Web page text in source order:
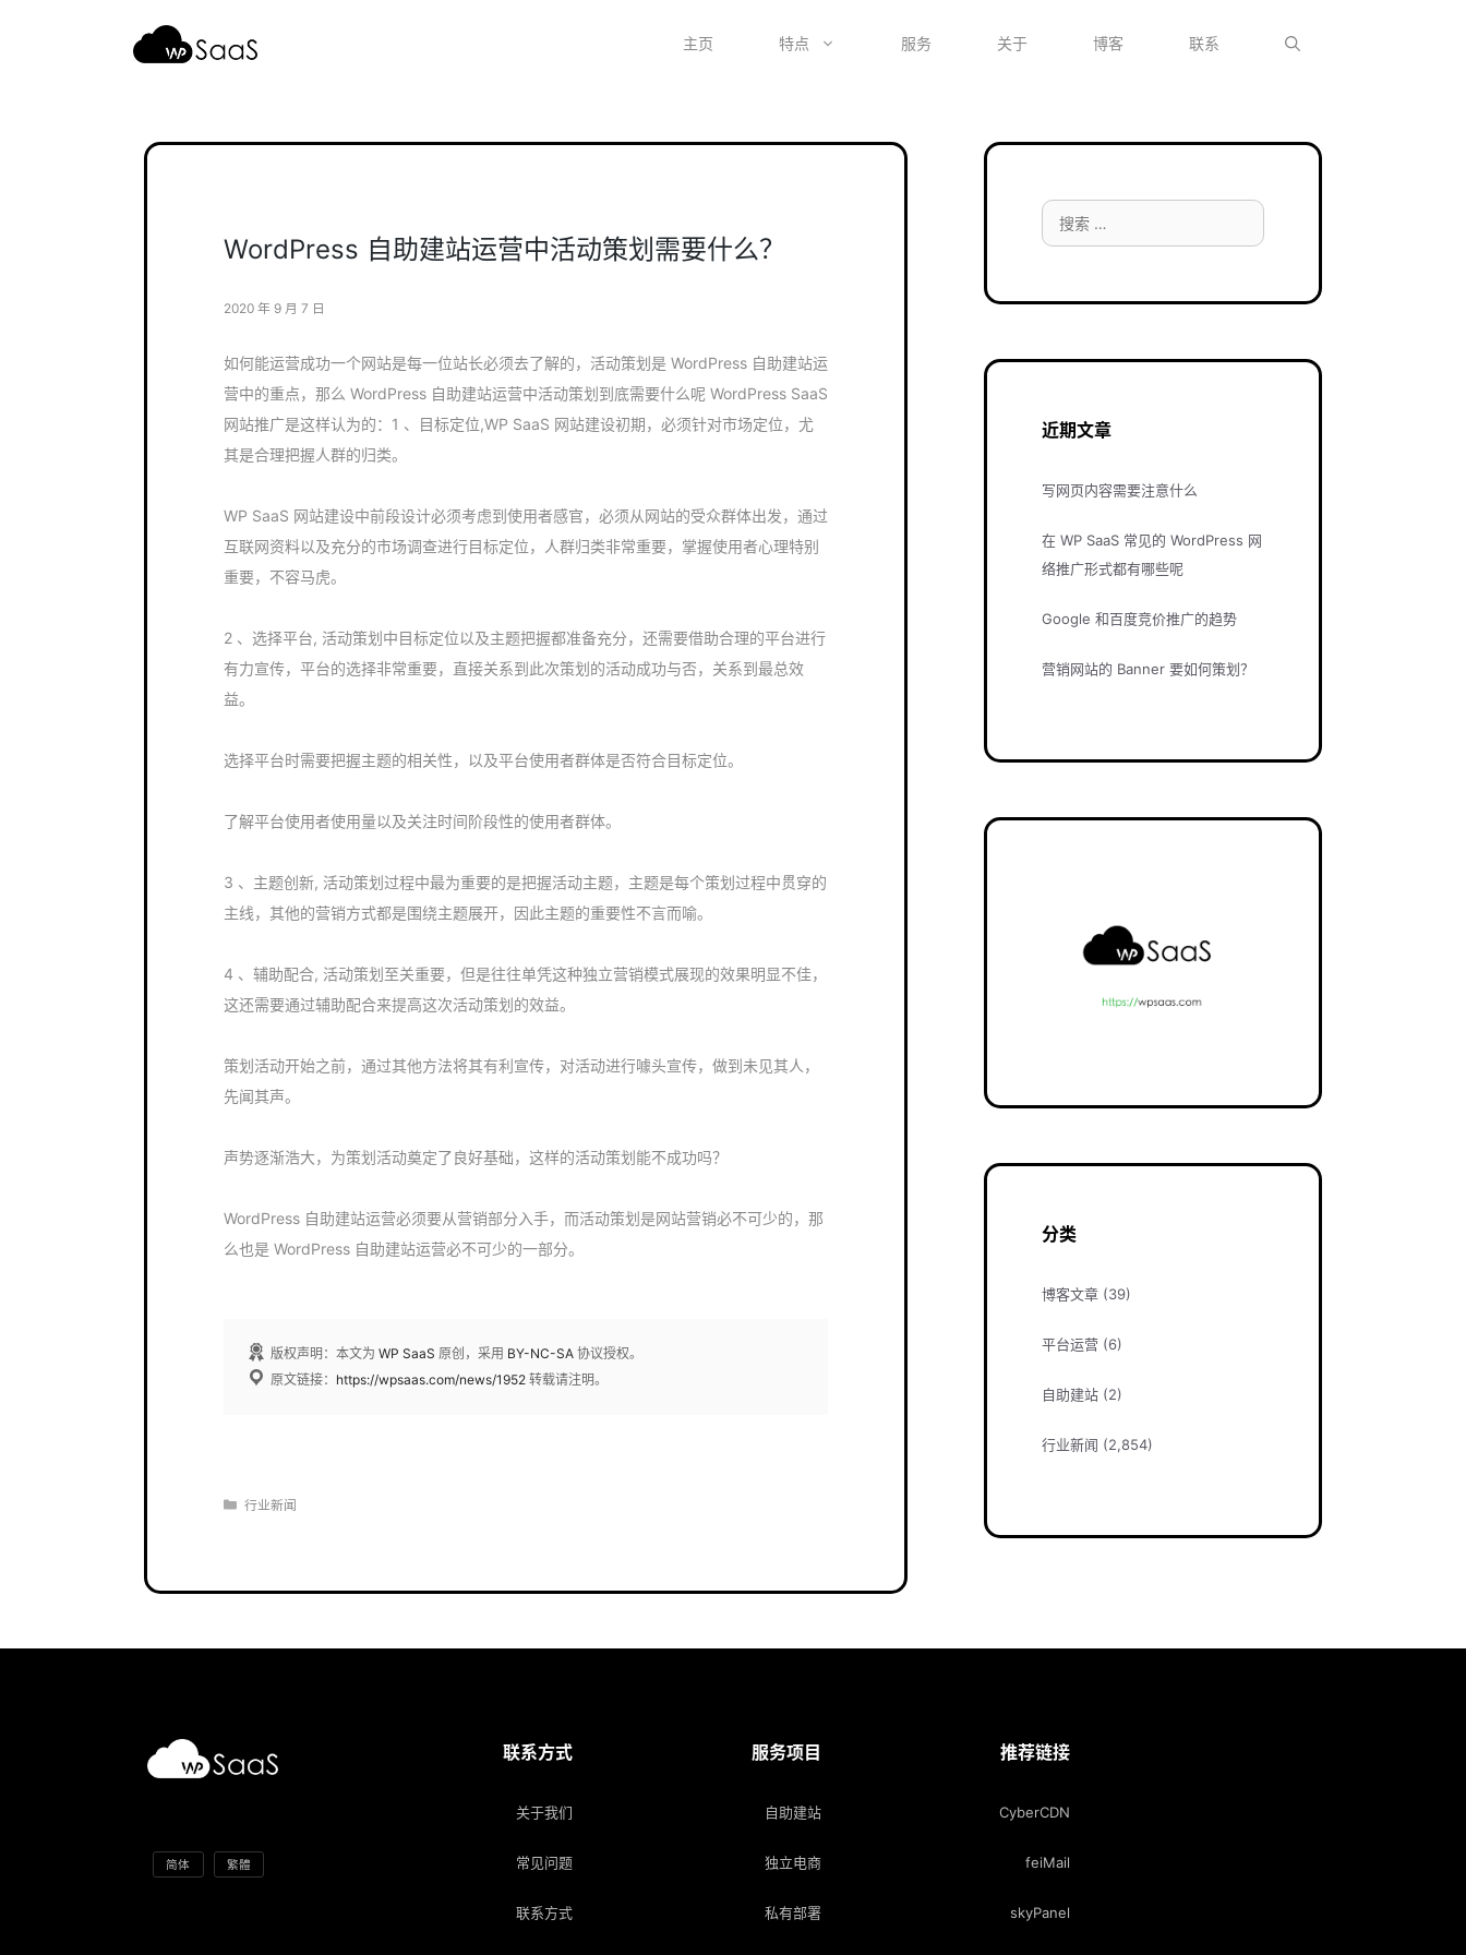
主页 特点 服务 关于 博客 联系
WordPress 自助建站运营中活动策划需要什么？
2020 年 9 月 7 日
如何能运营成功一个网站是每一位站长必须去了解的，活动策划是 WordPress 自助建站运
营中的重点，那么 WordPress 自助建站运营中活动策划到底需要什么呢 WordPress SaaS
网站推广是这样认为的：1 、目标定位,WP SaaS 网站建设初期，必须针对市场定位，尤
其是合理把握人群的归类。
WP SaaS 网站建设中前段设计必须考虑到使用者感官，必须从网站的受众群体出发，通过
互联网资料以及充分的市场调查进行目标定位，人群归类非常重要，掌握使用者心理特别
重要，不容马虎。
2 、选择平台, 活动策划中目标定位以及主题把握都准备充分，还需要借助合理的平台进行
有力宣传，平台的选择非常重要，直接关系到此次策划的活动成功与否，关系到最总效
益。
选择平台时需要把握主题的相关性，以及平台使用者群体是否符合目标定位。
了解平台使用者使用量以及关注时间阶段性的使用者群体。
3 、主题创新, 活动策划过程中最为重要的是把握活动主题，主题是每个策划过程中贯穿的
主线，其他的营销方式都是围绕主题展开，因此主题的重要性不言而喻。
4 、辅助配合, 活动策划至关重要，但是往往单凭这种独立营销模式展现的效果明显不佳，
这还需要通过辅助配合来提高这次活动策划的效益。
策划活动开始之前，通过其他方法将其有利宣传，对活动进行噱头宣传，做到未见其人，
先闻其声。
声势逐渐浩大，为策划活动奠定了良好基础，这样的活动策划能不成功吗？
WordPress 自助建站运营必须要从营销部分入手，而活动策划是网站营销必不可少的，那
么也是 WordPress 自助建站运营必不可少的一部分。
版权声明：本文为 WP SaaS 原创，采用 BY-NC-SA 协议授权。
原文链接： https://wpsaas.com/news/1952 转载请注明。
分
行业新闻
搜
索：
近期文章
写网页内容需要注意什么
在 WP SaaS 常见的 WordPress 网
络推广形式都有哪些呢
Google 和百度竞价推广的趋势
营销网站的 Banner 要如何策划？
分类
博客文章 (39)
平台运营 (6)
自助建站 (2)
行业新闻 (2,854)
简体 繁體
联系方式
关于我们
常见问题
联系方式
服务项目
自助建站
独立电商
私有部署
推荐链接
CyberCDN
feiMail
skyPanel